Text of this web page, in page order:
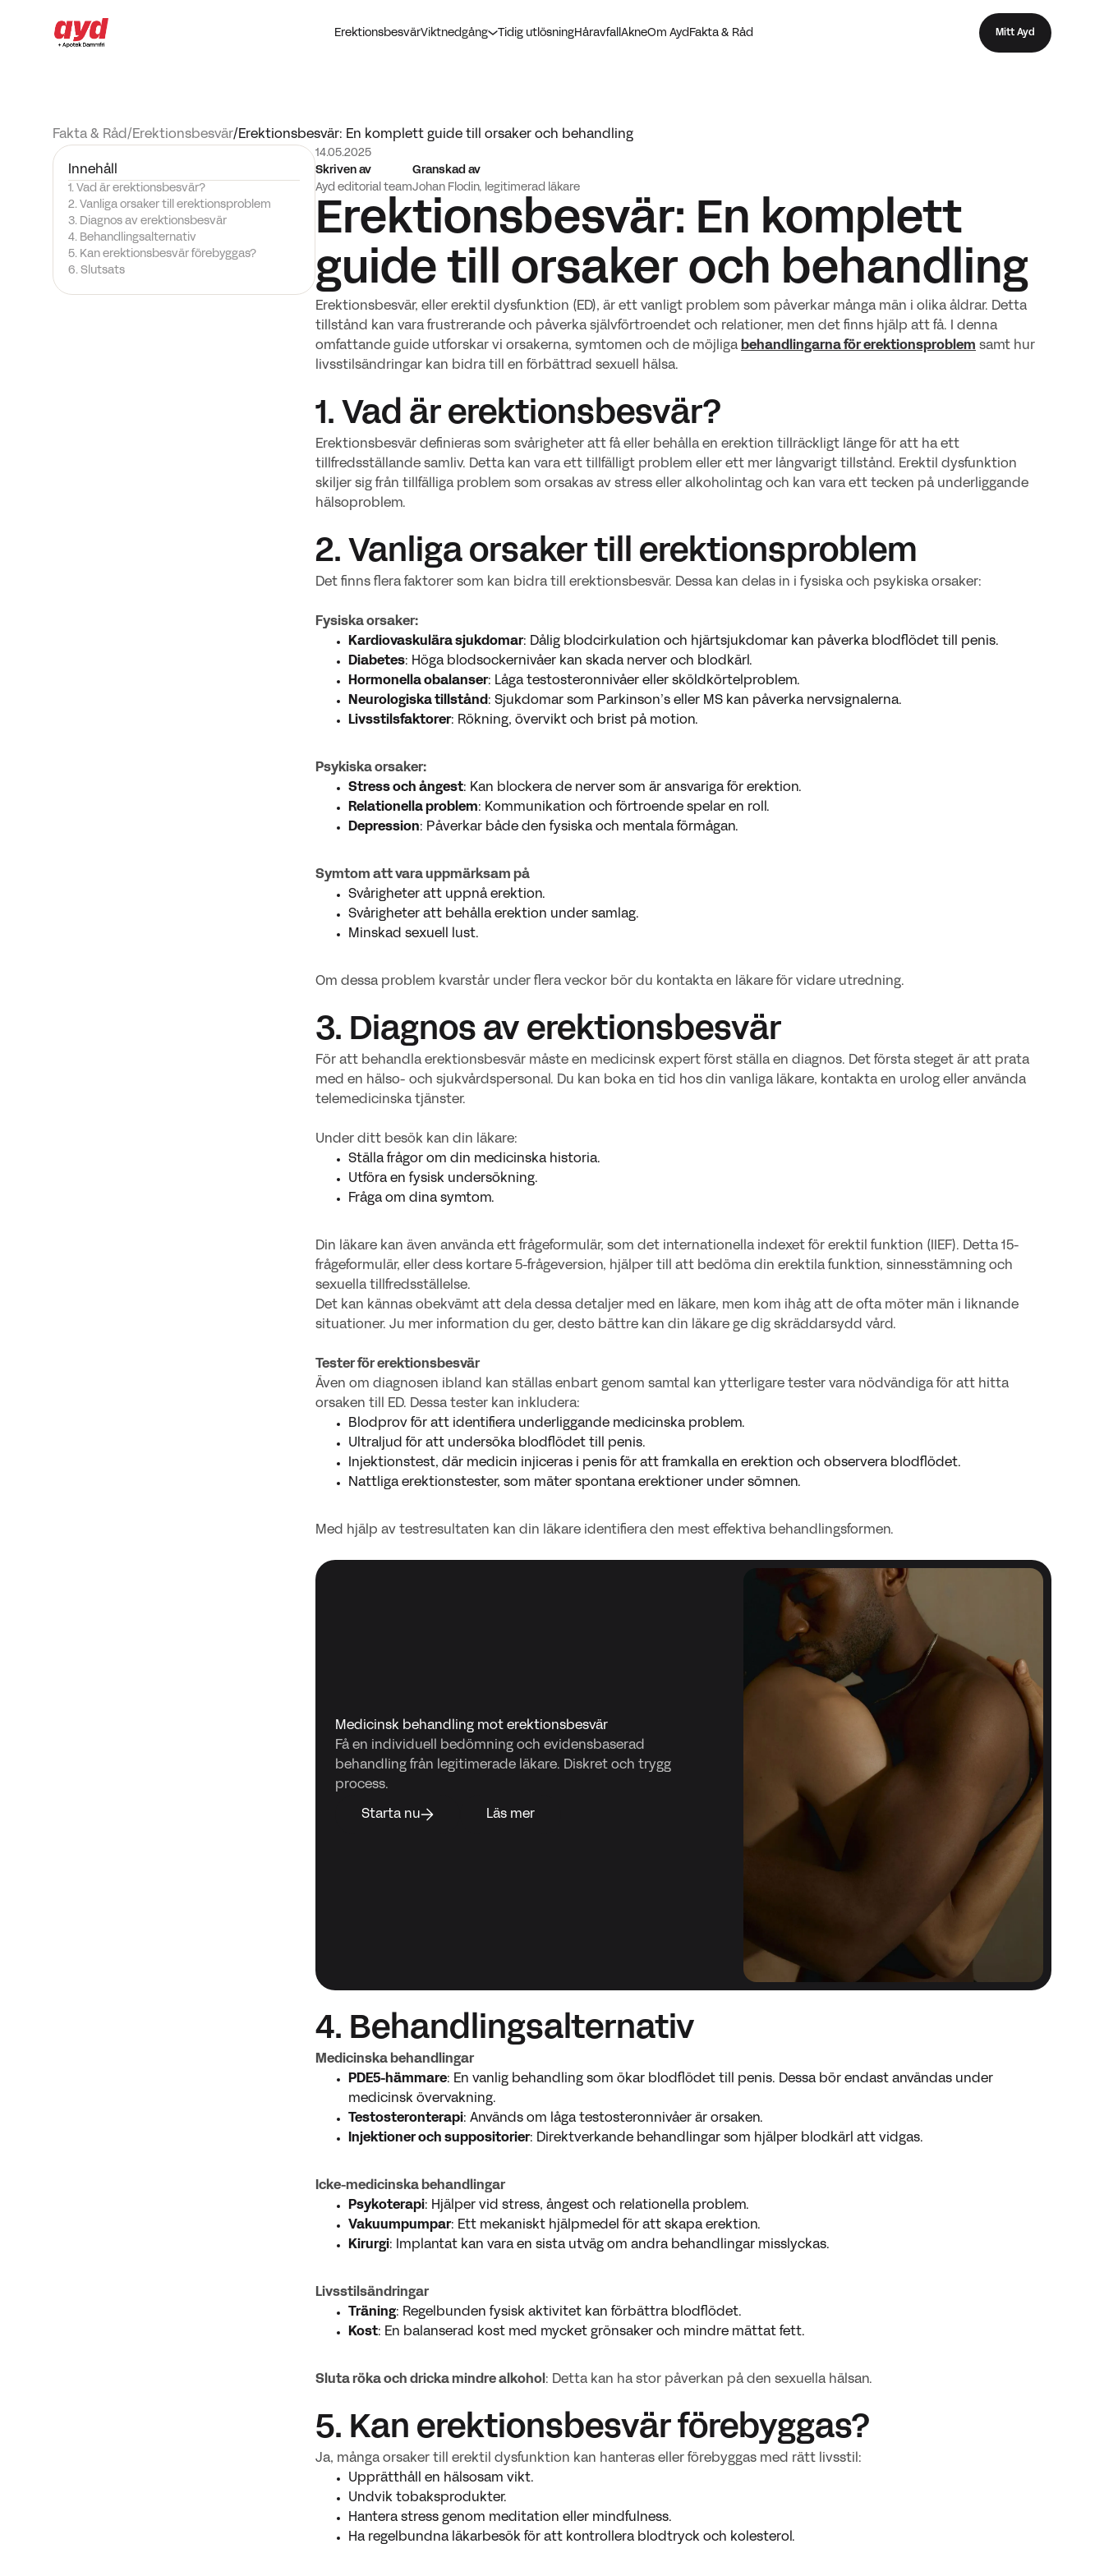
ErektionsbesvärViktnedgång Tidig utlösningHåravfall AkneOm Ayd Fakta & Råd Mitt Ayd
Fakta & Råd / Erektionsbesvär/ Erektionsbesvär: En komplett guide till orsaker och behandling
Innehåll
1. Vad är erektionsbesvär?
2. Vanliga orsaker till erektionsproblem
3. Diagnos av erektionsbesvär
4. Behandlingsalternativ
5. Kan erektionsbesvär förebyggas?
6. Slutsats
14.05.2025
Skriven av
Ayd editorial team
Granskad av
Johan Flodin, legitimerad läkare
Erektionsbesvär: En komplett
guide till orsaker och behandling
Erektionsbesvär, eller erektil dysfunktion (ED), är ett vanligt problem som påverkar många män i olika åldrar. Detta
tillstånd kan vara frustrerande och påverka självförtroendet och relationer, men det finns hjälp att få. I denna
omfattande guide utforskar vi orsakerna, symtomen och de möjliga behandlingarna för erektionsproblem samt hur
livsstilsändringar kan bidra till en förbättrad sexuell hälsa.
1. Vad är erektionsbesvär?
Erektionsbesvär definieras som svårigheter att få eller behålla en erektion tillräckligt länge för att ha ett
tillfredsställande samliv. Detta kan vara ett tillfälligt problem eller ett mer långvarigt tillstånd. Erektil dysfunktion
skiljer sig från tillfälliga problem som orsakas av stress eller alkoholintag och kan vara ett tecken på underliggande
hälsoproblem.
2. Vanliga orsaker till erektionsproblem
Det finns flera faktorer som kan bidra till erektionsbesvär. Dessa kan delas in i fysiska och psykiska orsaker:
Fysiska orsaker:
Kardiovaskulära sjukdomar: Dålig blodcirkulation och hjärtsjukdomar kan påverka blodflödet till penis.
Diabetes: Höga blodsockernivåer kan skada nerver och blodkärl.
Hormonella obalanser: Låga testosteronnivåer eller sköldkörtelproblem.
Neurologiska tillstånd : Sjukdomar som Parkinson’s eller MS kan påverka nervsignalerna.
Livsstilsfaktorer: Rökning, övervikt och brist på motion.
Psykiska orsaker:
Stress och ångest: Kan blockera de nerver som är ansvariga för erektion.
Relationella problem: Kommunikation och förtroende spelar en roll.
Depression: Påverkar både den fysiska och mentala förmågan.
Symtom att vara uppmärksam på
Svårigheter att uppnå erektion.
Svårigheter att behålla erektion under samlag.
Minskad sexuell lust.
Om dessa problem kvarstår under flera veckor bör du kontakta en läkare för vidare utredning.
3. Diagnos av erektionsbesvär
För att behandla erektionsbesvär måste en medicinsk expert först ställa en diagnos. Det första steget är att prata
med en hälso- och sjukvårdspersonal. Du kan boka en tid hos din vanliga läkare, kontakta en urolog eller använda
telemedicinska tjänster.
Under ditt besök kan din läkare:
Ställa frågor om din medicinska historia.
Utföra en fysisk undersökning.
Fråga om dina symtom.
Din läkare kan även använda ett frågeformulär, som det internationella indexet för erektil funktion (IIEF). Detta 15-
frågeformulär, eller dess kortare 5-frågeversion, hjälper till att bedöma din erektila funktion, sinnesstämning och
sexuella tillfredsställelse.
Det kan kännas obekvämt att dela dessa detaljer med en läkare, men kom ihåg att de ofta möter män i liknande
situationer. Ju mer information du ger, desto bättre kan din läkare ge dig skräddarsydd vård.
Tester för erektionsbesvär
Även om diagnosen ibland kan ställas enbart genom samtal kan ytterligare tester vara nödvändiga för att hitta
orsaken till ED. Dessa tester kan inkludera:
Blodprov för att identifiera underliggande medicinska problem.
Ultraljud för att undersöka blodflödet till penis.
Injektionstest, där medicin injiceras i penis för att framkalla en erektion och observera blodflödet.
Nattliga erektionstester, som mäter spontana erektioner under sömnen.
Med hjälp av testresultaten kan din läkare identifiera den mest effektiva behandlingsformen.
Medicinsk behandling mot erektionsbesvär
Få en individuell bedömning och evidensbaserad
behandling från legitimerade läkare. Diskret och trygg
process.
Starta nu Läs mer
4. Behandlingsalternativ
Medicinska behandlingar
PDE5-hämmare: En vanlig behandling som ökar blodflödet till penis. Dessa bör endast användas under
medicinsk övervakning.
Testosteronterapi : Används om låga testosteronnivåer är orsaken.
Injektioner och suppositorier: Direktverkande behandlingar som hjälper blodkärl att vidgas.
Icke-medicinska behandlingar
Psykoterapi : Hjälper vid stress, ångest och relationella problem.
Vakuumpumpar: Ett mekaniskt hjälpmedel för att skapa erektion.
Kirurgi : Implantat kan vara en sista utväg om andra behandlingar misslyckas.
Livsstilsändringar
Träning: Regelbunden fysisk aktivitet kan förbättra blodflödet.
Kost: En balanserad kost med mycket grönsaker och mindre mättat fett.
Sluta röka och dricka mindre alkohol : Detta kan ha stor påverkan på den sexuella hälsan.
5. Kan erektionsbesvär förebyggas?
Ja, många orsaker till erektil dysfunktion kan hanteras eller förebyggas med rätt livsstil:
Upprätthåll en hälsosam vikt.
Undvik tobaksprodukter.
Hantera stress genom meditation eller mindfulness.
Ha regelbundna läkarbesök för att kontrollera blodtryck och kolesterol.